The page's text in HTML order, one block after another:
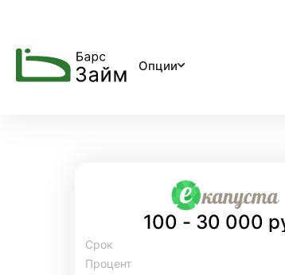
Опции
100 - 30 000
Срок
Процент